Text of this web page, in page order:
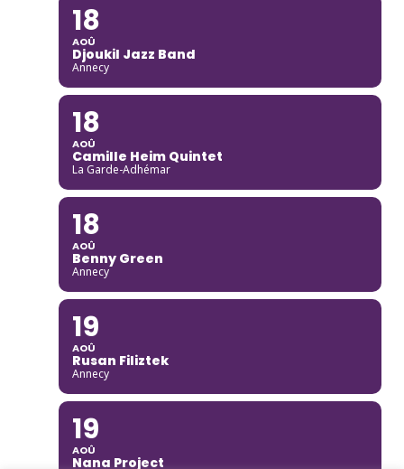
18
AOÛ
Djoukil Jazz Band
Annecy
18
AOÛ
Camille Heim Quintet
La Garde-Adhémar
18
AOÛ
Benny Green
Annecy
19
AOÛ
Rusan Filiztek
Annecy
19
AOÛ
Nana Project